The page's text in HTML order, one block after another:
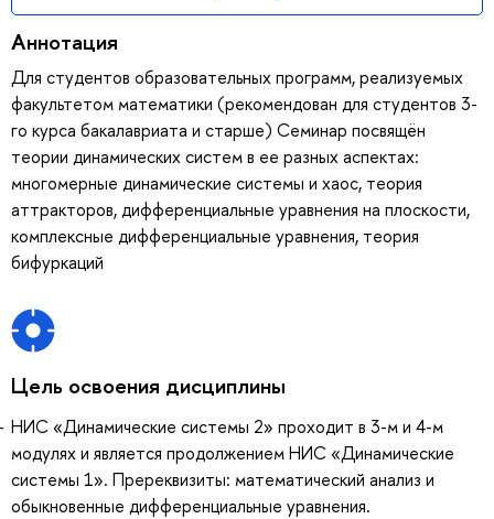
Аннотация
Для студентов образовательных программ, реализуемых
факультетом математики (рекомендован для студентов 3-
го курса бакалавриата и старше) Семинар посвящён
теории динамических систем в ее разных аспектах:
многомерные динамические системы и хаос, теория
аттракторов, дифференциальные уравнения на плоскости,
комплексные дифференциальные уравнения, теория
бифуркаций
Цель освоения дисциплины
НИС «Динамические системы 2» проходит в 3-м и 4-м
модулях и является продолжением НИС «Динамические
системы 1». Пререквизиты: математический анализ и
обыкновенные дифференциальные уравнения.